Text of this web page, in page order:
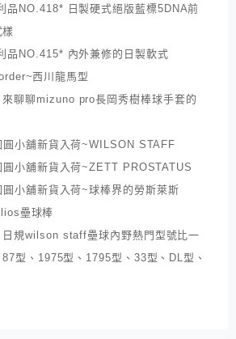
品NO.418* 日製硬式絕版藍標5DNA前
樣
品NO.415* 內外兼修的日製軟式
西川龍馬型
來聊聊mizuno pro長岡秀樹棒球手套的
小舖新貨入荷~WILSON STAFF
小舖新貨入荷~ZETT PROSTATUS
小舖新貨入荷~球棒界的勞斯萊斯
壘球棒
日規wilson staff壘球內野熱門型號比一
型、1975型、1795型、33型、DL型、